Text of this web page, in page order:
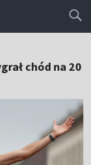
chód na 20